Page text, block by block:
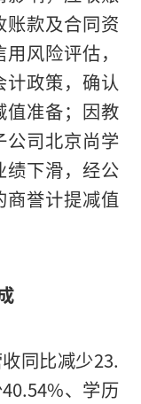
长按二维码
款及合同资
风险评估，
政策，确认
值准备；因教
公司北京尚学
绩下滑，经公
誉计提减值
同比减少23.
、学历